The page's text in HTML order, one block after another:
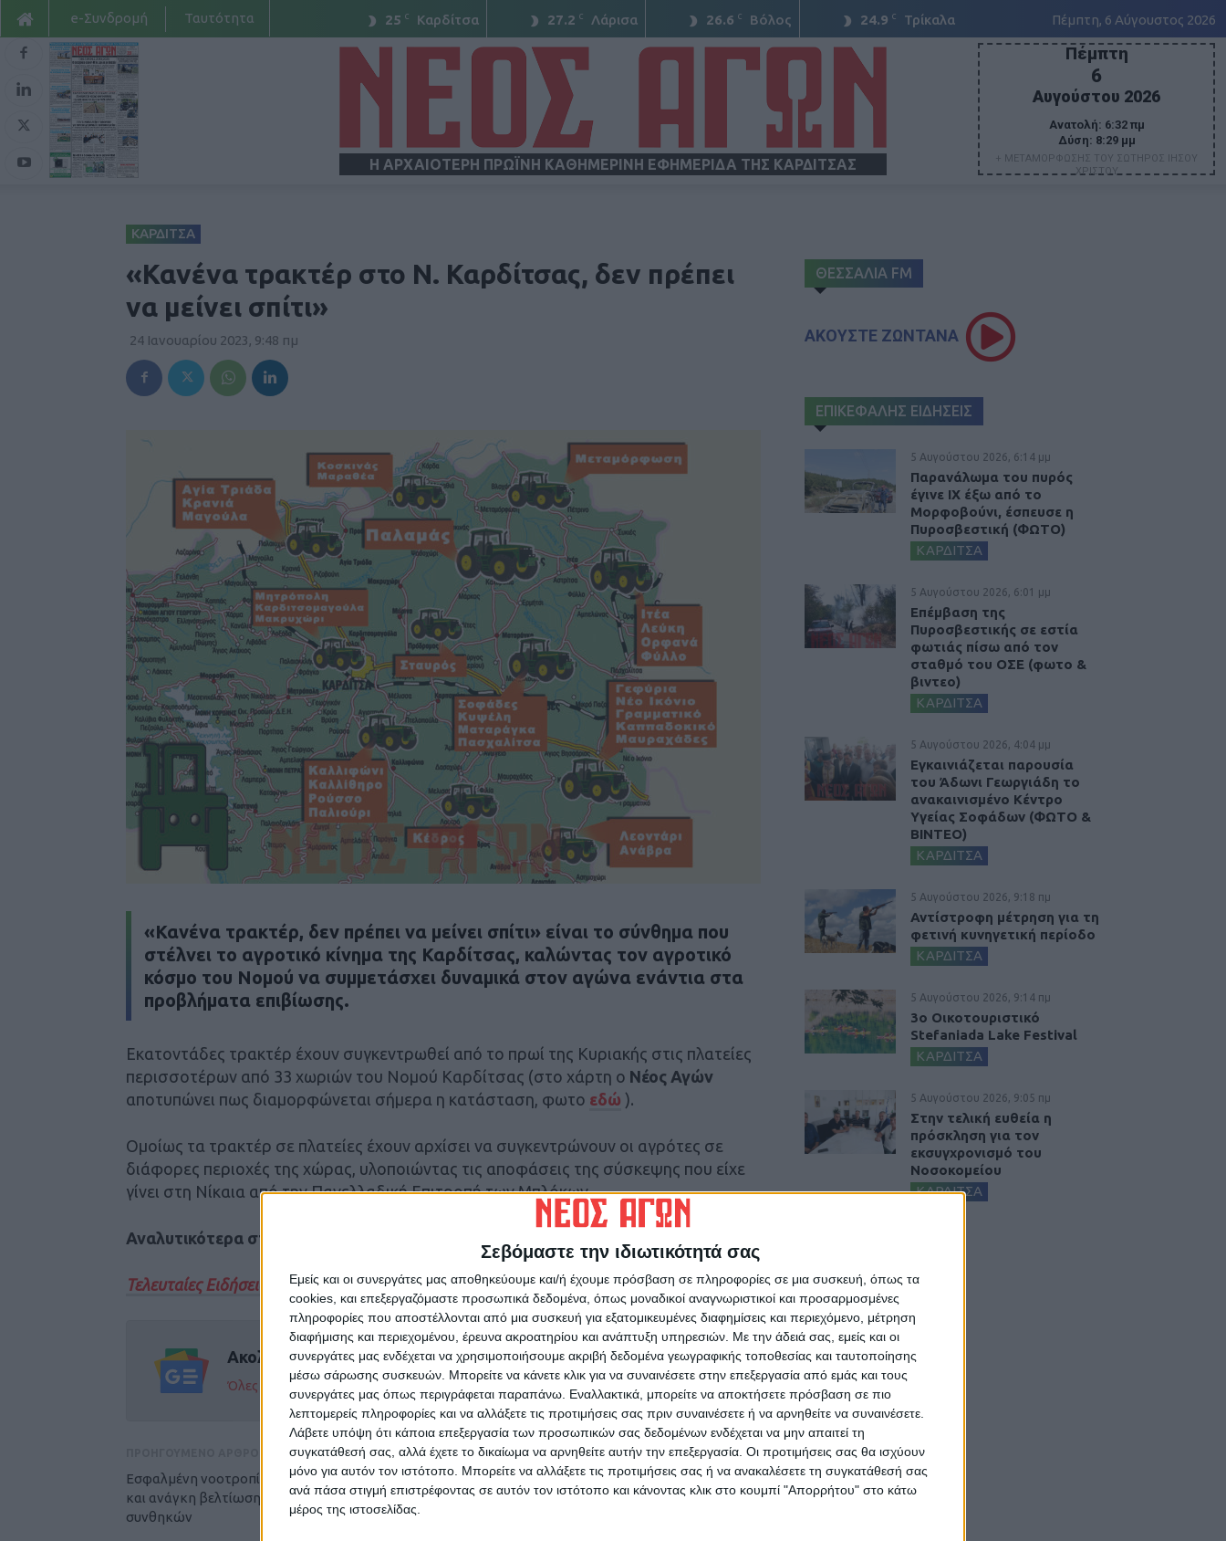
Σεβόμαστε την ιδιωτικότητά σας
Εμείς και οι συνεργάτες μας αποθηκεύουμε και/ή έχουμε πρόσβαση σε πληροφορίες σε μια συσκευή, όπως τα
cookies, και επεξεργαζόμαστε προσωπικά δεδομένα, όπως μοναδικοί αναγνωριστικοί και προσαρμοσμένες
πληροφορίες που αποστέλλονται από μια συσκευή για εξατομικευμένες διαφημίσεις και περιεχόμενο, μέτρηση
διαφήμισης και περιεχομένου, έρευνα ακροατηρίου και ανάπτυξη υπηρεσιών. Με την άδειά σας, εμείς και οι
συνεργάτες μας ενδέχεται να χρησιμοποιήσουμε ακριβή δεδομένα γεωγραφικής τοποθεσίας και ταυτοποίησης
μέσω σάρωσης συσκευών. Μπορείτε να κάνετε κλικ για να συναινέσετε στην επεξεργασία από εμάς και τους
συνεργάτες μας όπως περιγράφεται παραπάνω. Εναλλακτικά, μπορείτε να αποκτήσετε πρόσβαση σε πιο
λεπτομερείς πληροφορίες και να αλλάξετε τις προτιμήσεις σας πριν συναινέσετε ή να αρνηθείτε να συναινέσετε.
Λάβετε υπόψη ότι κάποια επεξεργασία των προσωπικών σας δεδομένων ενδέχεται να μην απαιτεί τη
συγκατάθεσή σας, αλλά έχετε το δικαίωμα να αρνηθείτε αυτήν την επεξεργασία. Οι προτιμήσεις σας θα ισχύουν
μόνο για αυτόν τον ιστότοπο. Μπορείτε να αλλάξετε τις προτιμήσεις σας ή να ανακαλέσετε τη συγκατάθεσή σας
ανά πάσα στιγμή επιστρέφοντας σε αυτόν τον ιστότοπο και κάνοντας κλικ στο κουμπί "Απορρήτου" στο κάτω
μέρος της ιστοσελίδας.
25 C Καρδίτσα 27.2 C Λάρισα 26.6 C Βόλος 24.9 C Τρίκαλα Πέμπτη, 6 Αύγουστος 2026
e-Συνδρομή Ταυτότητα
Η ΑΡΧΑΙΟΤΕΡΗ ΠΡΩΪΝΗ ΚΑΘΗΜΕΡΙΝΗ ΕΦΗΜΕΡΙΔΑ ΤΗΣ ΚΑΡΔΙΤΣΑΣ
Πέμπτη
6
Αυγούστου 2026
Ανατολή: 6:32 πμ
Δύση: 8:29 μμ
+ ΜΕΤΑΜΟΡΦΩΣΗΣ ΤΟΥ ΣΩΤΗΡΟΣ ΙΗΣΟΥ
ΧΡΙΣΤΟΥ
ΚΑΡΔΙΤΣΑ
«Κανένα τρακτέρ στο Ν. Καρδίτσας, δεν πρέπει
να μείνει σπίτι»
24 Ιανουαρίου 2023, 9:48 πμ
«Κανένα τρακτέρ, δεν πρέπει να μείνει σπίτι» είναι το σύνθημα που
στέλνει το αγροτικό κίνημα της Καρδίτσας, καλώντας τον αγροτικό
κόσμο του Νομού να συμμετάσχει δυναμικά στον αγώνα ενάντια στα
προβλήματα επιβίωσης.
Εκατοντάδες τρακτέρ έχουν συγκεντρωθεί από το πρωί της Κυριακής στις πλατείες
περισσοτέρων από 33 χωριών του Νομού Καρδίτσας (στο χάρτη ο Νέος Αγών
αποτυπώνει πως διαμορφώνεται σήμερα η κατάσταση, φωτο εδώ ).
Ομοίως τα τρακτέρ σε πλατείες έχουν αρχίσει να συγκεντρώνουν οι αγρότες σε
διάφορες περιοχές της χώρας, υλοποιώντας τις αποφάσεις της σύσκεψης που είχε
γίνει στη Νίκαια από την Πανελλαδική Επιτροπή των Μπλόκων.
Αναλυτικότερα στην έντυπη έκδοση του Νέου Αγώνα
Τελευταίες Ειδήσεις Σήμερα
Ακολούθησε την εφημερίδα ΝΕΟΣ ΑΓΩΝ στο Google News!
Όλες οι εξελίξεις στην περιοχή της Καρδίτσας και ευρύτερα της Θεσσαλίας
Εσφαλμένη νοοτροπία απέναντι στους νέους,
και ανάγκη βελτίωσης των εργασιακών
συνθηκών
ΕΠΟΜΕΝΟ ΑΡΘΡΟ
Άρχισαν ξανά τα τηλεφωνήματα στην
Καρδίτσα από τους απατεώνες με τα «μαϊμού»
ΘΕΣΣΑΛΙΑ FM
ΑΚΟΥΣΤΕ ΖΩΝΤΑΝΑ
ΕΠΙΚΕΦΑΛΗΣ ΕΙΔΗΣΕΙΣ
5 Αυγούστου 2026, 6:14 μμ
Παρανάλωμα του πυρός
έγινε ΙΧ έξω από το
Μορφοβούνι, έσπευσε η
Πυροσβεστική (ΦΩΤΟ)
ΚΑΡΔΙΤΣΑ
5 Αυγούστου 2026, 6:01 μμ
Επέμβαση της
Πυροσβεστικής σε εστία
φωτιάς πίσω από τον
σταθμό του ΟΣΕ (φωτο &
βιντεο)
ΚΑΡΔΙΤΣΑ
5 Αυγούστου 2026, 4:04 μμ
Εγκαινιάζεται παρουσία
του Άδωνι Γεωργιάδη το
ανακαινισμένο Κέντρο
Υγείας Σοφάδων (ΦΩΤΟ &
ΒΙΝΤΕΟ)
ΚΑΡΔΙΤΣΑ
5 Αυγούστου 2026, 9:18 πμ
Αντίστροφη μέτρηση για τη
φετινή κυνηγετική περίοδο
ΚΑΡΔΙΤΣΑ
5 Αυγούστου 2026, 9:14 πμ
3ο Οικοτουριστικό
Stefaniada Lake Festival
ΚΑΡΔΙΤΣΑ
5 Αυγούστου 2026, 9:05 πμ
Στην τελική ευθεία η
πρόσκληση για τον
εκσυγχρονισμό του
Νοσοκομείου
ΚΑΡΔΙΤΣΑ